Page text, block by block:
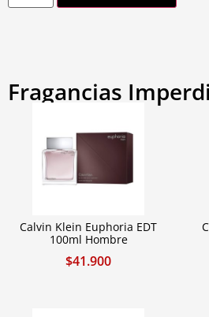
Fragancias
Calvin Klein Euphoria EDT
100ml Hombre
$41.900